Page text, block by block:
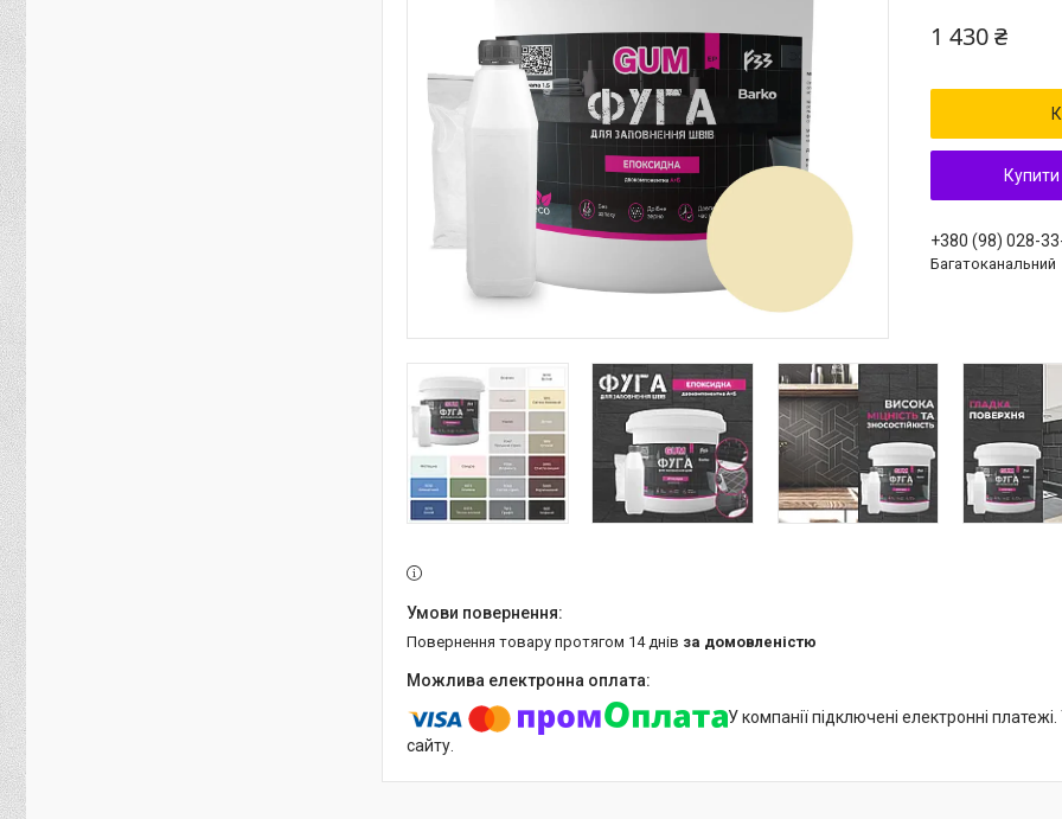
1 430 ₴
Купити
+380 (98) 028-
Багатоканальний
повернення товару протягом 14 днів за домовленістю
У компанії підключені електронні
сайту.